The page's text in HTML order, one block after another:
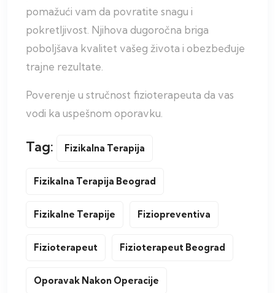
pomažući vam da povratite snagu i
pokretljivost. Njihova dugoročna briga
poboljšava kvalitet vašeg života i obezbeđuje
trajne rezultate.
Poverenje u stručnost fizioterapeuta da vas
vodi ka uspešnom oporavku.
Tag: Fizikalna Terapija
Fizikalna Terapija Beograd
Fizikalne Terapije Fiziopreventiva
Fizioterapeut Fizioterapeut Beograd
Oporavak Nakon Operacije